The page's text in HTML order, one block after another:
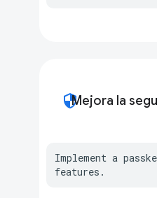
securityMejora la
Implement a
features.